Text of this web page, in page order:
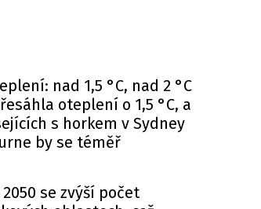
nad 1,5 °C, nad 2 °C
oteplení o 1,5 °C, a
s horkem v Sydney
by se téměř
se zvýší počet